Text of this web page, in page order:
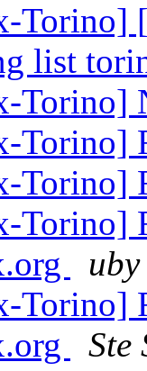
Torino]
list
Torino]
Torino]
Torino]
Torino]
Torino]
Ste